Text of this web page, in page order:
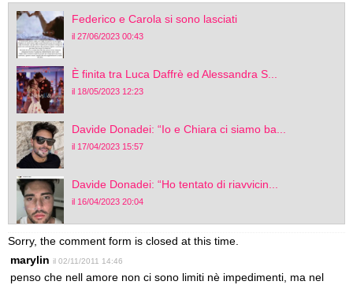
Federico e Carola si sono lasciati
il 27/06/2023 00:43
È finita tra Luca Daffrè ed Alessandra S...
il 18/05/2023 12:23
Davide Donadei: “Io e Chiara ci siamo ba...
il 17/04/2023 15:57
Davide Donadei: “Ho tentato di riavvicin...
il 16/04/2023 20:04
Sorry, the comment form is closed at this time.
marylin il 02/11/2011 14:46
penso che nell amore non ci sono limiti nè impedimenti, ma nel